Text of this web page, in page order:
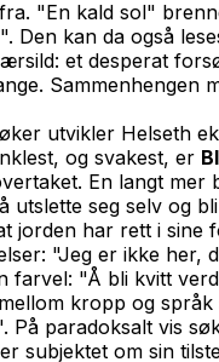
"En kald sol"
Den kan da også
et desperat
Sammenhengen
utvikler Helseth
og svakest, er
En langt mer
utslette seg selv og
jorden har rett i sine
"Jeg er ikke her,
farvel: "Å bli kvitt
kropp og
På paradoksalt vis
subjektet om sin